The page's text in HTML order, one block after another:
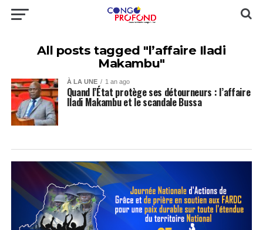
All posts tagged "l’affaire Iladi
Makambu"
À LA UNE 1 an ago
Quand l’État protège ses détourneurs : l’affaire
Iladi Makambu et le scandale Bussa